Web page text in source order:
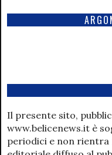
Il presente sito,
www.belicenews.it è
periodici e non